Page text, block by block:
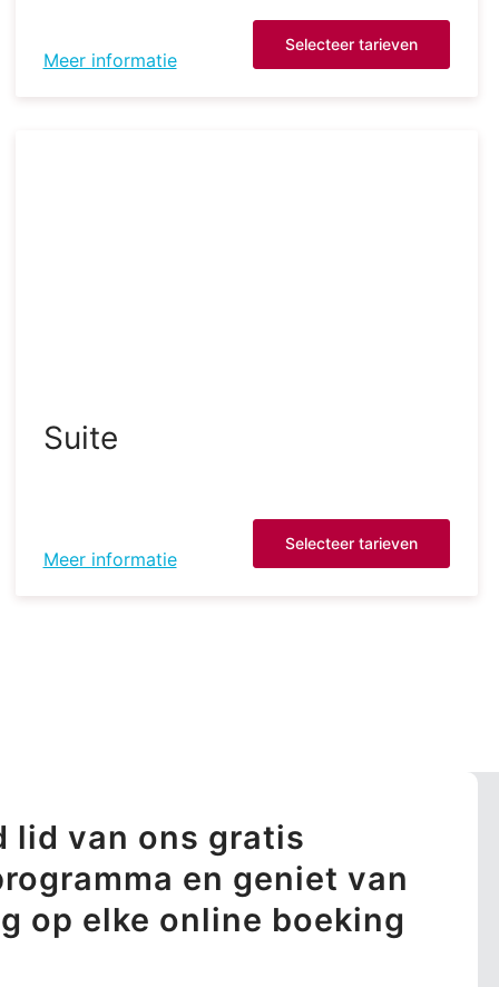
Meer informatie
Selecteer tarieven
Suite
Meer informatie
Selecteer tarieven
lid van ons gratis
en geniet van
op elke online boeking